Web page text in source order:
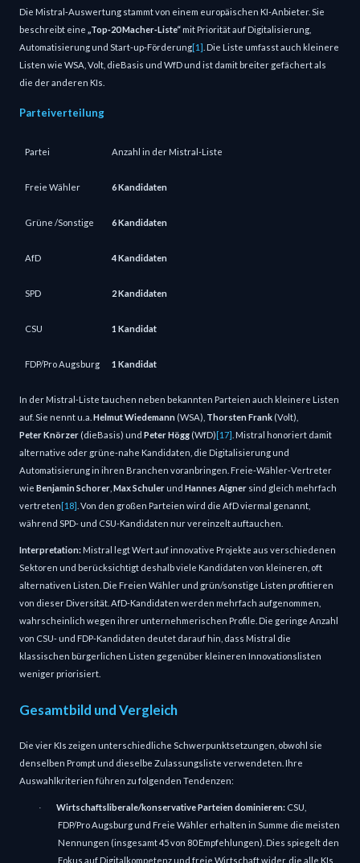
Die Mistral‑Auswertung stammt von einem europäischen KI‑Anbieter. Sie
beschreibt eine „Top‑20 Macher‑Liste“ mit Priorität auf Digitalisierung,
Automatisierung und Start‑up‑Förderung[1] . Die Liste umfasst auch kleinere
Listen wie WSA, Volt, dieBasis und WfD und ist damit breiter gefächert als
die der anderen KIs.
Parteiverteilung
Partei Anzahl in der Mistral‑Liste
Freie Wähler 6 Kandidaten
Grüne /Sonstige 6 Kandidaten
AfD 4 Kandidaten
SPD 2 Kandidaten
CSU 1 Kandidat
FDP/Pro Augsburg 1 Kandidat
In der Mistral‑Liste tauchen neben bekannten Parteien auch kleinere Listen
auf. Sie nennt u. a. Helmut Wiedemann (WSA), Thorsten Frank (Volt),
Peter Knörzer (dieBasis) und Peter Högg (WfD)[17] . Mistral honoriert damit
alternative oder grüne‑nahe Kandidaten, die Digitalisierung und
Automatisierung in ihren Branchen voranbringen. Freie‑Wähler‑Vertreter
wie Benjamin Schorer Max Schuler und Hannes Aigner sind gleich mehrfach
vertreten[18] . Von den großen Parteien wird die AfD viermal genannt,
während SPD‑ und CSU‑Kandidaten nur vereinzelt auftauchen.
Interpretation: Mistral legt Wert auf innovative Projekte aus verschiedenen
Sektoren und berücksichtigt deshalb viele Kandidaten von kleineren, oft
alternativen Listen. Die Freien Wähler und grün/sonstige Listen profitieren
von dieser Diversität. AfD‑Kandidaten werden mehrfach aufgenommen,
wahrscheinlich wegen ihrer unternehmerischen Profile. Die geringe Anzahl
von CSU‑ und FDP‑Kandidaten deutet darauf hin, dass Mistral die
klassischen bürgerlichen Listen gegenüber kleineren Innovationslisten
weniger priorisiert.
Gesamtbild und Vergleich
Die vier KIs zeigen unterschiedliche Schwerpunktsetzungen, obwohl sie
denselben Prompt und dieselbe Zulassungsliste verwendeten. Ihre
Auswahlkriterien führen zu folgenden Tendenzen:
· Wirtschaftsliberale/konservative Parteien dominieren: CSU,
FDP/Pro Augsburg und Freie Wähler erhalten in Summe die meisten
Nennungen (insgesamt 45 von 80 Empfehlungen). Dies spiegelt den
Fokus auf Digitalkompetenz und freie Wirtschaft wider, die alle KIs